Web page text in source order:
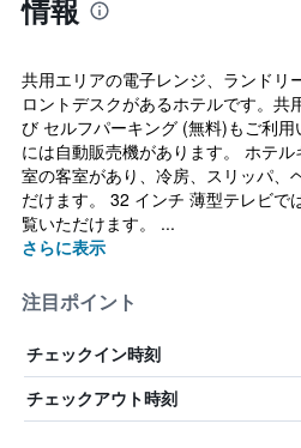
情報
共用エリアの電子レンジ、ランドリ
ロントデスクがあるホテルです。共
び セルフパーキング (無料)もご利
には自動販売機があります。 ホテ
室の客室があり、冷房、スリッパ、
だけます。 32 インチ 薄型テレビで
覧いただけます。 ...
さらに表示
注目ポイント
チェックイン時刻
チェックアウト時刻